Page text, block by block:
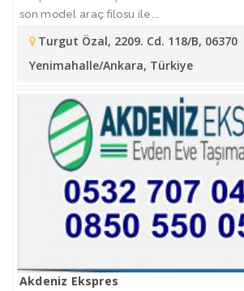
son model araç filosu ile...
Turgut Özal, 2209. Cd. 118/B, 06370
Yenimahalle/Ankara, Türkiye
Akdeniz Ekspres